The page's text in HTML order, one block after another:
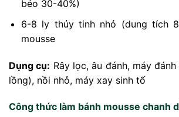
béo 30-40%)
6-8 ly thủy tinh nhỏ (dung tích
mousse
Dụng cụ: Rây lọc, âu đánh, máy
lồng), nồi nhỏ, máy xay sinh tố
Công thức làm bánh mousse chanh